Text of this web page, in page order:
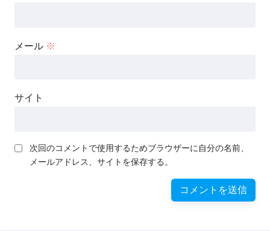
メール ※
サイト
次回のコメントで使用するためブラウザーに自分の名前、
メールアドレス、サイトを保存する。